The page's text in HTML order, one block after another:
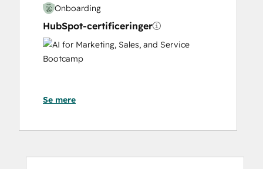
Onboarding
HubSpot-certificeringer
Bootcamp
Content Marketing
Se mere